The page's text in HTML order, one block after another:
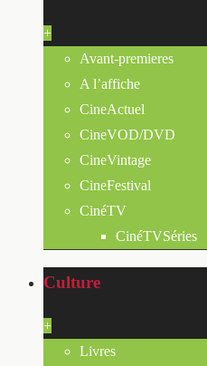
+
Avant-premieres
A l’affiche
CineActuel
CineVOD/DVD
CineVintage
CineFestival
CinéTV
CinéTVSéries
Culture
+
Livres